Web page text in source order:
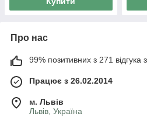
Про нас
99% позитивних з 271 відгука
Працює з 26.02.2014
м. Львів
Львів, Україна